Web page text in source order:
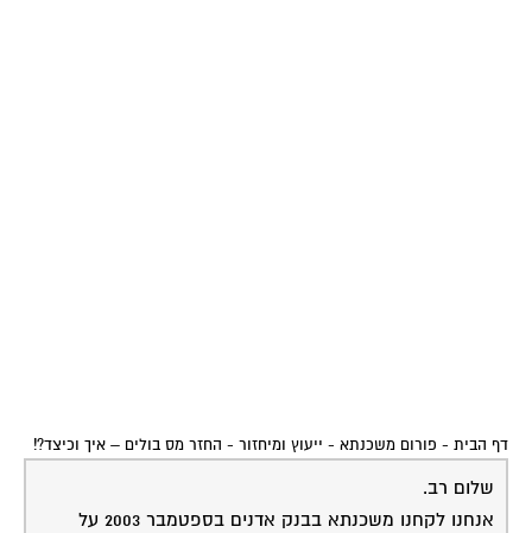
דף הבית - פורום משכנתא - ייעוץ ומיחזור - החזר מס בולים – איך וכיצד?!
שלום רב.
אנחנו לקחנו משכנתא בבנק אדנים בספטמבר 2003 על